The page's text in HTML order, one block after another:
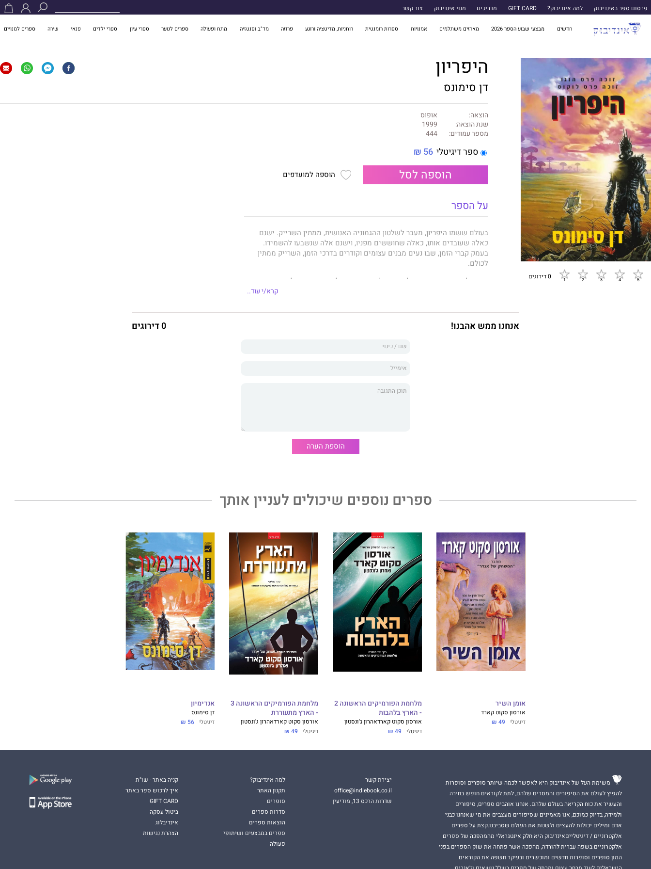
פרסום ספר באינדיבוק למה אינדיבוק? GIFT CARD מדריכים מנוי אינדיבוק צור קשר
חדשים מבצעי שבוע הספר 2026 מארזים משתלמים אמנויות ספרות רומנטית רוחניות, מדיטציה ורוגע פרוזה מד"ב ופנטזיה מתח ופעולה ספרים לנוער ספרי עיון ספרי ילדים פנאי שירה ספרים למנויים
0 דירוגים
היפריון
דן סימונס
הוצאה:
אופוס
שנת הוצאה:
1999
מספר עמודים:
444
ספר דיגיטלי 56 ₪
הוספה לסל הוספה למועדפים
על הספר
בעולם ששמו היפריון, מעבר לשלטון ההגמוניה האנושית, ממתין השרייק. ישנם
כאלה שעובדים אותו, כאלה שחוששים מפניו, וישנם אלה שנשבעו להשמידו.
בעמק קברי הזמן, שבו נעים מבנים עצומים וקודרים בדרכי הזמן, השרייק ממתין
לכולם.
ערב מלחמת יום הדין, כשגלקסיה שלמה שרויה במלחמה, שבעה צליינים יוצאים
לעלייה לרגל האחרונה להיפריון בחיפוש אחר תשובות לחידות הבלתי פתורות של
גורל האנושות בכף ידו.
היפריוןהוא הספר הראשון ברביעיית הספרים המעולה, סדרת הקנטוס של היפריון,
ופרס לוקוס לספר הטוב ביותר.
קרא/י עוד..
אנחנו ממש אהבנו! 0 דירוגים
הוספת הערה
ספרים נוספים שיכולים לעניין אותך
אומן השיר
אורסון סקוט קארד
דיגיטלי 49 ₪
מלחמת הפורמיקים הראשונה 2
- הארץ בלהבות
אורסון סקוט קארדאהרון ג'ונסטון
דיגיטלי 49 ₪
מלחמת הפורמיקים הראשונה 3
- הארץ מתעוררת
אורסון סקוט קארדאהרון ג'ונסטון
דיגיטלי 49 ₪
אנדימיון
דן סימונס
דיגיטלי 56 ₪
משימת העל של אינדיבוק היא לאפשר לכמה שיותר סופרים וסופרות
להפיץ לעולם את הסיפורים והמסרים שלהם, לתת לקוראים חופש בחירה
והעשיר את כוח הקריאה בעולם שלהם. אנחנו אוהבים ספרים, סיפורים
ולמידה, בדיוק כמוכם, אנו מאמינים שסיפורים מעצבים את מי שאנחנו כבני
אדם ומילים יכולות להעצים ולשנות את העולם שסביבנו.קצת על ספרים
אלקטרוניים / דיגיטלייםאינדיבוק היא חלק אינטגראלי מהמהפכה של ספרים
אלקטרוניים בשפה עברית להורדה, מהפכה אשר פתחה את שוק הספרים בפני
המון סופרים וסופרות חדשים ומוכשרים ובעיקר חשפה את הקוראים
יצירת קשר
office@indiebook.co.il
שדרות הרכס 13, מודיעין
למה אינדיבוק?
תקנון האתר
סופרים
סדרות ספרים
הוצאות ספרים
ספרים במבצעים ושיתופי
פעולה
קניה באתר - שו"ת
איך לרכוש ספר באתר
GIFT CARD
ביטול עסקה
אינדיבלוג
הצהרת נגישות